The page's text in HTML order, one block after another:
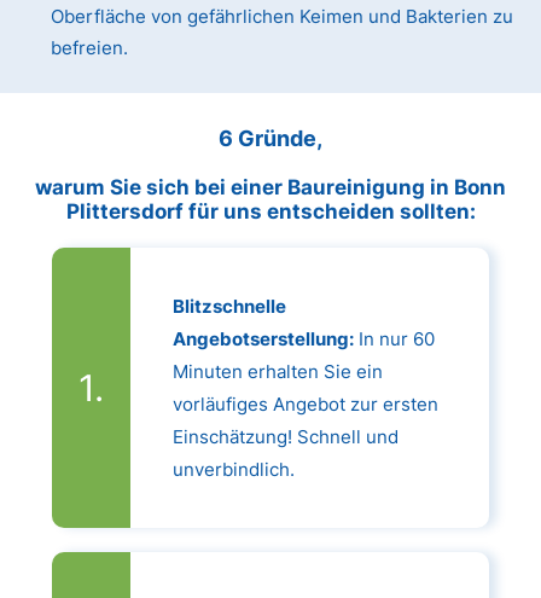
Oberfläche von gefährlichen Keimen und Bakterien zu
befreien.
6 Gründe,
warum Sie sich bei einer Baureinigung in Bonn
Plittersdorf für uns entscheiden sollten:
Blitzschnelle
Angebotserstellung:In nur 60
Minuten erhalten Sie ein
vorläufiges Angebot zur ersten
Einschätzung! Schnell und
unverbindlich.